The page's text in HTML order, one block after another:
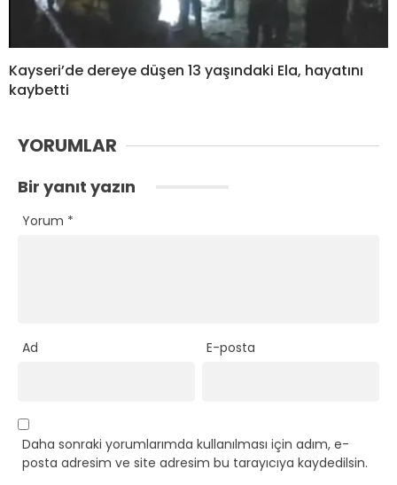
Kayseri’de dereye düşen 13 yaşındaki Ela, hayatını
kaybetti
YORUMLAR
Bir yanıt yazın
Yorum *
Ad E-posta
Daha sonraki yorumlarımda kullanılması için adım, e-
posta adresim ve site adresim bu tarayıcıya kaydedilsin.